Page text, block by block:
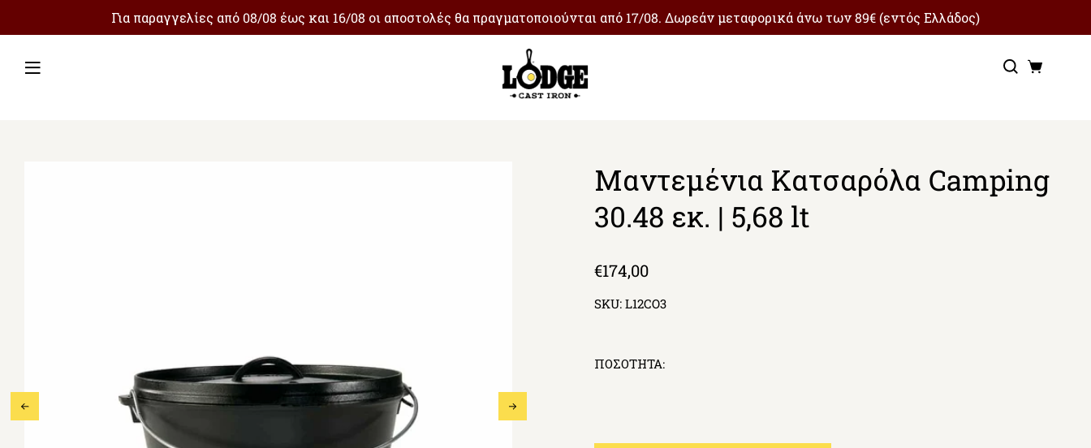
Για παραγγελίες από 08/08 έως και 16/08 οι αποστολές θα πραγματοποιούνται από 17/08. Δωρεάν μεταφορικά άνω των 89€ (εντός Ελλάδος)
Μενού
Μαντεμένια Κατσαρόλα Camping
30.48 εκ. | 5,68 lt
Regular
€174,00
SKU:L12CO3
ΠΟΣΟΤΗΤΑ: